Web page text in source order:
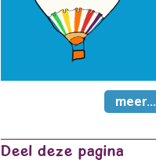
meer...
Deel deze pagina